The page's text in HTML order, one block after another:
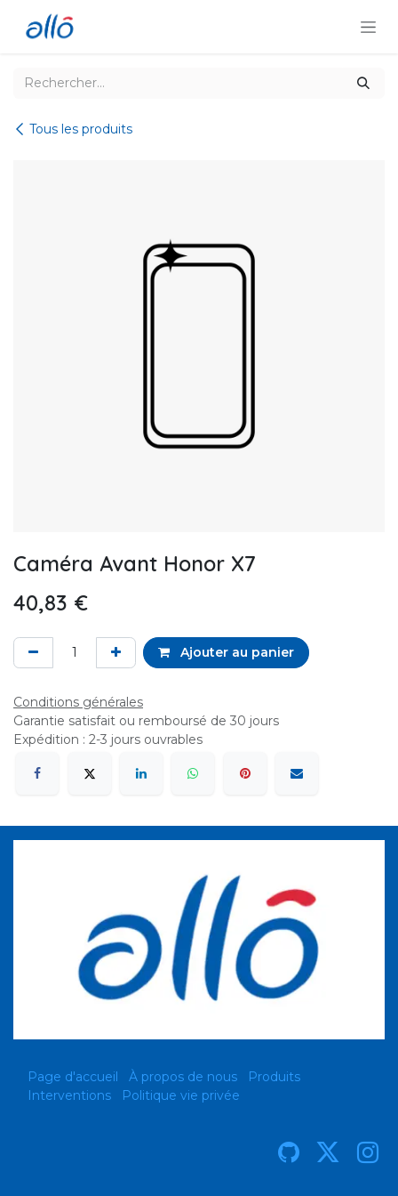
Tous les produits
Caméra Avant Honor X7
40,83 €
Ajouter au panier
Conditions générales
Garantie satisfait ou remboursé de 30 jours
Expédition : 2-3 jours ouvrables
Page d'accueil À propos de nous
Produits
Interventions
Politique vie privée